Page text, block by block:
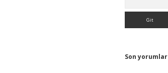
Son yorumlar